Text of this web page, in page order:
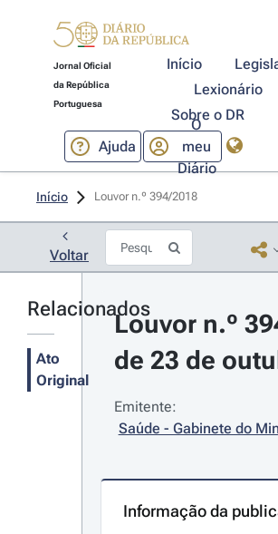
Jornal Oficial
da República
Portuguesa
Início
Lexionário
Sobre o DR
Ajuda
O
meu
Diário
Início Louvor n.º 394/2018
Voltar
Relacionados
Ato
Original
Louvor n.º
de 23 de
Emitente:
Saúde - Gabinete do
Informação da